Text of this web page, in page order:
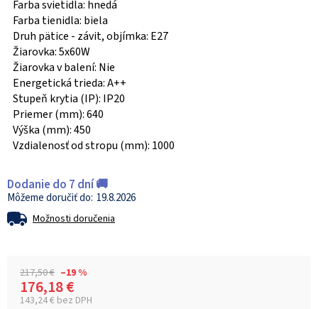
Farba svietidla: hnedá
Farba tienidla: biela
Druh pätice - závit, objímka: E27
Žiarovka: 5x60W
Žiarovka v balení: Nie
Energetická trieda: A++
Stupeň krytia (IP): IP20
Priemer (mm): 640
Výška (mm): 450
Vzdialenosť od stropu (mm): 1000
Dodanie do 7 dní 🚚
19.8.2026
Možnosti doručenia
217,50 € –19 %
176,18 €
143,24 € bez DPH